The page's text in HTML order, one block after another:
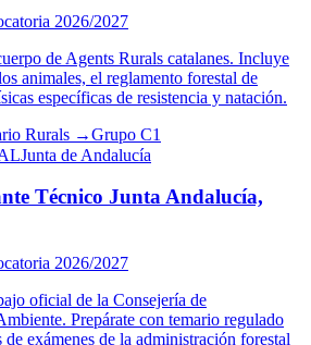
2026/2027
de Agents Rurals catalanes. Incluye
animales, el reglamento forestal de
específicas de resistencia y natación.
Rurals →Grupo C1
Junta de Andalucía
Técnico Junta Andalucía,
2026/2027
oficial de la Consejería de
Prepárate con temario regulado
exámenes de la administración forestal